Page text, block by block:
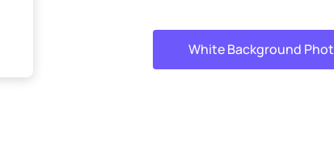
White Background